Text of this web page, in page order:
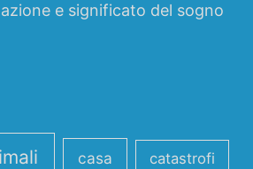
e significato del sogno
casa catastrofi